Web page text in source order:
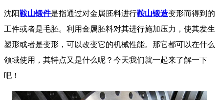
沈阳鞍山锻件是指通过对金属胚料进行鞍山锻造变形而得到的
工件或者是毛胚。利用金属胚料对其进行施加压力，使其发生
塑形或者是变形，可以改变它的机械性能。那它都可以在什么
领域使用，其特点又是什么呢？今天我们就一起来了解一下
吧！